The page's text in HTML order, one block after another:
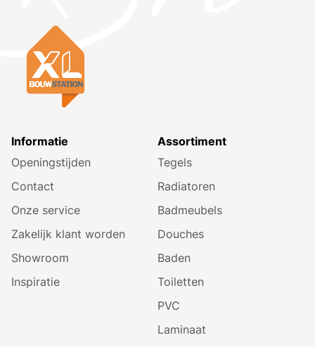
Informatie
Openingstijden
Contact
Onze service
Zakelijk klant worden
Showroom
Inspiratie
Assortiment
Tegels
Radiatoren
Badmeubels
Douches
Baden
Toiletten
PVC
Laminaat